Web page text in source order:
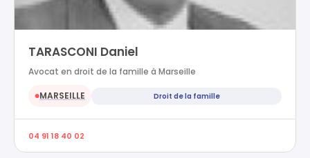
TARASCONI Daniel
Avocat en droit de la famille à Marseille
●MARSEILLE Droit de la famille
04 91 18 40 02